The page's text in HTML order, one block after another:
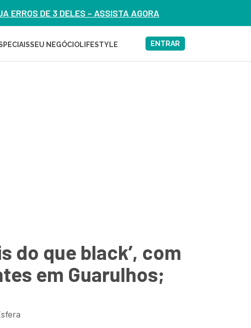
ERROS DE 3 DELES – ASSISTA AGORA
SEU NEGÓCIOLIFESTYLE ENTRAR
do que black’, com
em Guarulhos;